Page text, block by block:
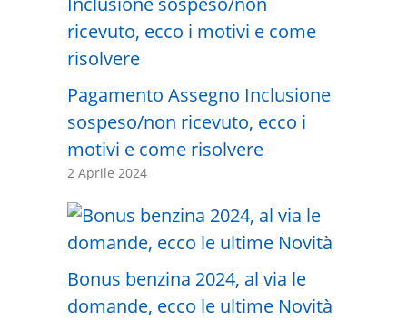
Pagamento Assegno Inclusione
sospeso/non ricevuto, ecco i
motivi e come risolvere
2 Aprile 2024
Bonus benzina 2024, al via le
domande, ecco le ultime Novità